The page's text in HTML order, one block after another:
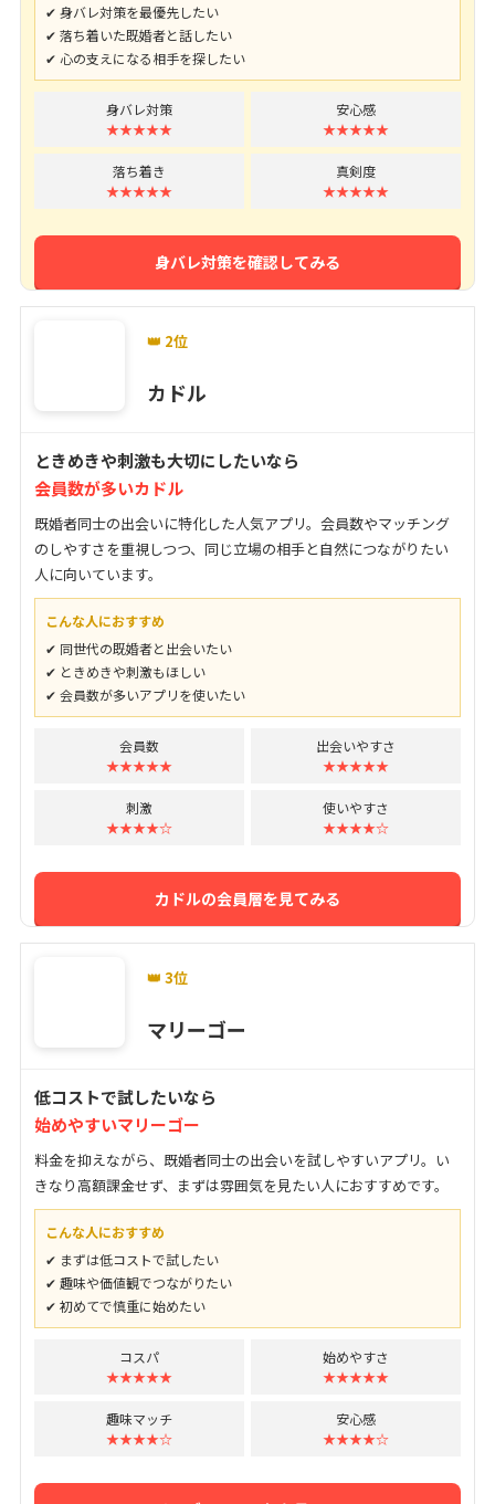
✔ 身バレ対策を最優先したい
✔ 落ち着いた既婚者と話したい
✔ 心の支えになる相手を探したい
身バレ対策
★★★★★
安心感
★★★★★
落ち着き
★★★★★
真剣度
★★★★★
身バレ対策を確認してみる
👑 2位
カドル
ときめきや刺激も大切にしたいなら
会員数が多いカドル
既婚者同士の出会いに特化した人気アプリ。会員数やマッチング
のしやすさを重視しつつ、同じ立場の相手と自然につながりたい
人に向いています。
こんな人におすすめ
✔ 同世代の既婚者と出会いたい
✔ ときめきや刺激もほしい
✔ 会員数が多いアプリを使いたい
会員数
★★★★★
出会いやすさ
★★★★★
刺激
★★★★☆
使いやすさ
★★★★☆
カドルの会員層を見てみる
👑 3位
マリーゴー
低コストで試したいなら
始めやすいマリーゴー
料金を抑えながら、既婚者同士の出会いを試しやすいアプリ。い
きなり高額課金せず、まずは雰囲気を見たい人におすすめです。
こんな人におすすめ
✔ まずは低コストで試したい
✔ 趣味や価値観でつながりたい
✔ 初めてで慎重に始めたい
コスパ
★★★★★
始めやすさ
★★★★★
趣味マッチ
★★★★☆
安心感
★★★★☆